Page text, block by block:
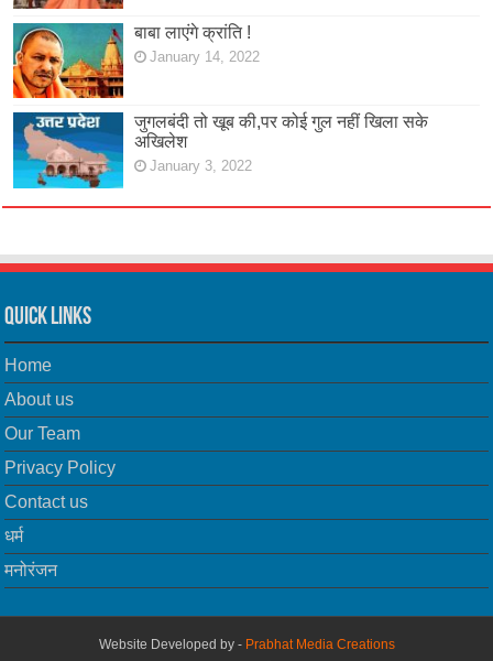
बाबा लाएंगे क्रांति !
January 14, 2022
जुगलबंदी तो खूब की,पर कोई गुल नहीं खिला सके
अखिलेश
January 3, 2022
Quick Links
Home
About us
Our Team
Privacy Policy
Contact us
धर्म
मनोरंजन
Website Developed by - Prabhat Media Creations